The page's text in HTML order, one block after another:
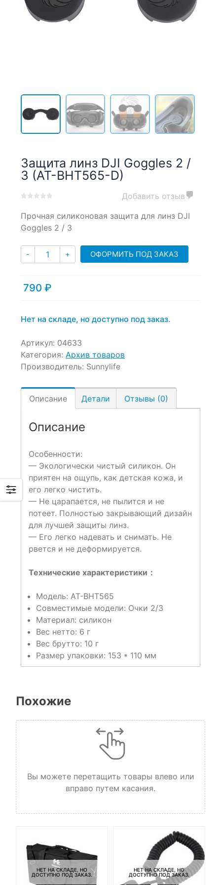
Защита линз DJI Goggles 2 /
3 (AT-BHT565-D)
out
based
ratings
Добавить отзыв
Прочная силиконовая защита для линз DJI
Goggles 2 / 3
- Количество
+ ОФОРМИТЬ ПОД ЗАКАЗ
790 ₽
Нет на складе, но доступно под заказ.
Артикул: 04633
Категория: Архив товаров
Производитель: Sunnylife
Описание Детали Отзывы (0)
Описание
Особенности:
— Экологически чистый силикон. Он
приятен на ощупь, как детская кожа, и
его легко чистить.
— Не царапается, не пылится и не
потеет. Полностью закрывающий дизайн
для лучшей защиты линз.
— Его легко надевать и снимать. Не
рвется и не деформируется.
Технические характеристики：
Модель: AT-BHT565
Совместимые модели: Очки 2/3
Материал: силикон
Вес нетто: 6 г
Вес брутто: 10 г
Размер упаковки: 153 * 110 мм
Похожие
Вы можете перетащить товары влево или
вправо путем касания.
НЕТ НА СКЛАДЕ, НО
ДОСТУПНО ПОД ЗАКАЗ.
НЕТ НА СКЛАДЕ, НО
ДОСТУПНО ПОД ЗАКАЗ.